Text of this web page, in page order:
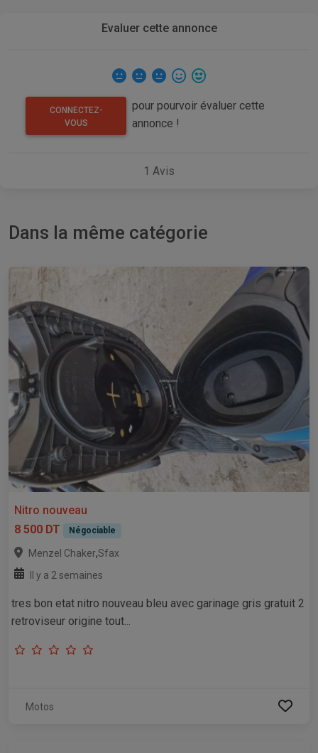
Evaluer cette annonce
CONNECTEZ-
VOUS
pour pourvoir évaluer cette
annonce !
1 Avis
Dans la même catégorie
Nitro nouveau
8 500 DT
Négociable
Menzel Chaker,Sfax
Il y a 2 semaines
tres bon etat nitro nouveau bleu avec garinage gris gratuit 2
retroviseur origine tout...
Motos